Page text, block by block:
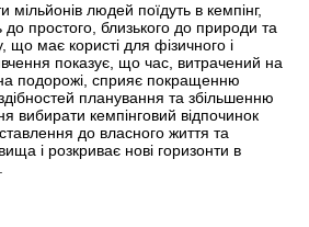
мільйонів людей поїдуть в кемпінг,
простого, близького до природи та
що має користі для фізичного і
показує, що час, витрачений на
подорожі, сприяє покращенню
планування та збільшенню
вибирати кемпінговий відпочинок
до власного життя та
і розкриває нові горизонти в